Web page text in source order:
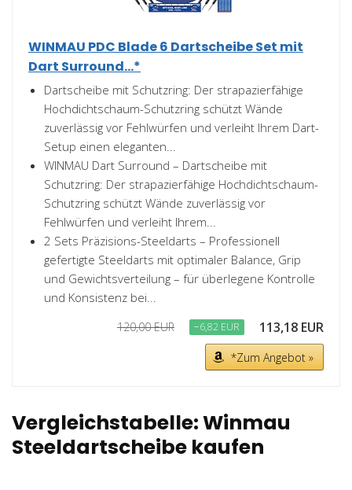
WINMAU PDC Blade 6 Dartscheibe Set mit
Dart Surround...*
Dartscheibe mit Schutzring: Der strapazierfähige
Hochdichtschaum-Schutzring schützt Wände
zuverlässig vor Fehlwürfen und verleiht Ihrem Dart-
Setup einen eleganten...
WINMAU Dart Surround – Dartscheibe mit
Schutzring: Der strapazierfähige Hochdichtschaum-
Schutzring schützt Wände zuverlässig vor
Fehlwürfen und verleiht Ihrem...
2 Sets Präzisions-Steeldarts – Professionell
gefertigte Steeldarts mit optimaler Balance, Grip
und Gewichtsverteilung – für überlegene Kontrolle
und Konsistenz bei...
120,00 EUR −6,82 EUR 113,18 EUR
*Zum Angebot »
Vergleichstabelle: Winmau
Steeldartscheibe kaufen